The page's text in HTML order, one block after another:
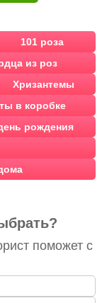
101 роза
из роз
Хризантемы
в коробке
рождения
поможет с